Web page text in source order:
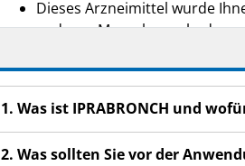
Dieses Arzneimittel wurde
anderen Menschen schaden,
Wenn Sie Nebenwirkungen
Nebenwirkungen, die nicht in
1. Was ist IPRABRONCH und
2. Was sollten Sie vor der